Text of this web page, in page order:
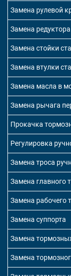
Замена рулевой
Замена
Замена стойки
Замена втулки
Замена масла в
Замена рычага
Прокачка
Регулировка
Замена троса
Замена главного
Замена рабочего
Замена суппорта
Замена
Замена